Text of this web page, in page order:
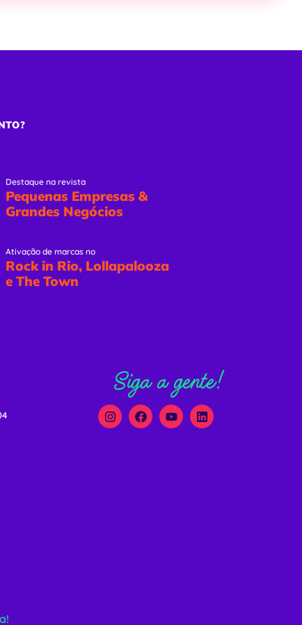
Destaque na revista
Pequenas Empresas &
Grandes Negócios
Ativação de marcas no
Rock in Rio, Lollapalooza
e The Town
Siga a gente!